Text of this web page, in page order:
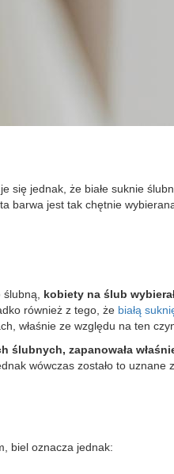
się jednak, że białe suknie
barwa jest tak chętnie
kobiety na ślub
również z tego, że białą
właśnie ze względu na ten
ślubnych, zapanowała
wówczas zostało to uznane
biel oznacza jednak: